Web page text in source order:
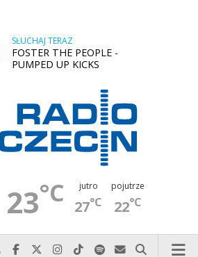
SŁUCHAJ TERAZ
FOSTER THE PEOPLE -
PUMPED UP KICKS
23°C jutro
27°C
pojutrze
22°C
Najlepiej po prostu do nas zadzwoń
Odwiedź nas na Facebook-u
Odwiedź nas na X
Odwiedź nas na Instagram-ie
Odwiedź nas na TikTok-u
Szukaj nas na Spotify
Wyślij do nas
Szukaj